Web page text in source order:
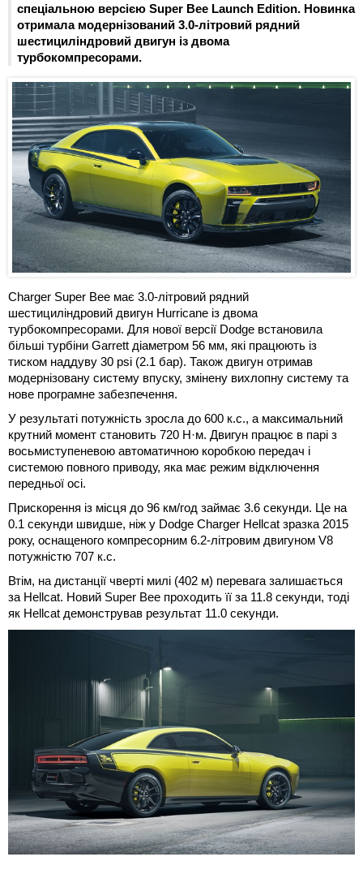
спеціальною версією Super Bee Launch Edition. Новинка
отримала модернізований 3.0-літровий рядний
шестициліндровий двигун із двома
турбокомпресорами.
Charger Super Bee має 3.0-літровий рядний
шестициліндровий двигун Hurricane із двома
турбокомпресорами. Для нової версії Dodge встановила
більші турбіни Garrett діаметром 56 мм, які працюють із
тиском наддуву 30 psi (2.1 бар). Також двигун отримав
модернізовану систему впуску, змінену вихлопну систему та
нове програмне забезпечення.
У результаті потужність зросла до 600 к.с., а максимальний
крутний момент становить 720 Н·м. Двигун працює в парі з
восьмиступеневою автоматичною коробкою передач і
системою повного приводу, яка має режим відключення
передньої осі.
Прискорення із місця до 96 км/год займає 3.6 секунди. Це на
0.1 секунди швидше, ніж у Dodge Charger Hellcat зразка 2015
року, оснащеного компресорним 6.2-літровим двигуном V8
потужністю 707 к.с.
Втім, на дистанції чверті милі (402 м) перевага залишається
за Hellcat. Новий Super Bee проходить її за 11.8 секунди, тоді
як Hellcat демонстрував результат 11.0 секунди.